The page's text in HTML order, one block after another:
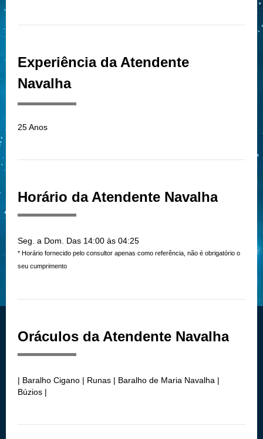
Experiência da Atendente
Navalha
25 Anos
Horário da Atendente Navalha
Seg. a Dom. Das 14:00 às 04:25
* Horário fornecido pelo consultor apenas como referência, não é obrigatório o
seu cumprimento
Oráculos da Atendente Navalha
| Baralho Cigano | Runas | Baralho de Maria Navalha |
Búzios |